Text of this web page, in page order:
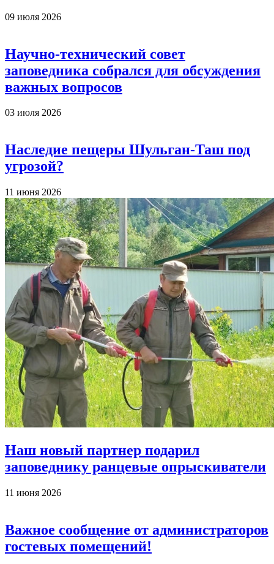
09 июля 2026
Научно-технический совет
заповедника собрался для обсуждения
важных вопросов
03 июля 2026
Наследие пещеры Шульган-Таш под
угрозой?
11 июня 2026
Наш новый партнер подарил
заповеднику ранцевые опрыскиватели
11 июня 2026
Важное сообщение от администраторов
гостевых помещений!